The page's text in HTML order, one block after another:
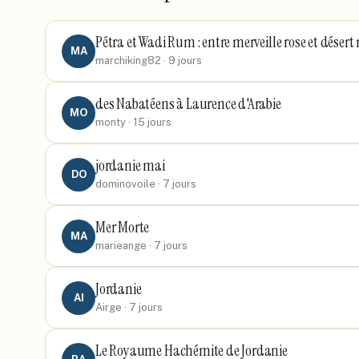
MA Pétra et Wadi Rum : entre merveille rose et désert
marchiking82 · 9 jours
MO des Nabatéens à Laurence d'Arabie
monty · 15 jours
DO jordanie mai
dominovoile · 7 jours
MA Mer Morte
marieange · 7 jours
AI Jordanie
Airge · 7 jours
Le Royaume Hachémite de Jordanie